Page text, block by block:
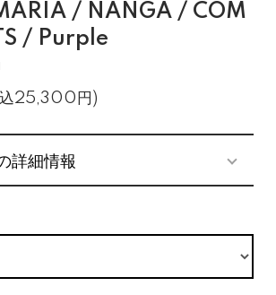
/ NANGA / COM
/ Purple
25,300円)
詳細情報